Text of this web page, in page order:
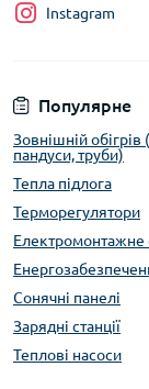
Популярне
Зовнішній
пандуси, труби)
Тепла підлога
Терморегулятори
Електромонтажне
Сонячні панелі
Зарядні станції
Теплові насоси
Instagram